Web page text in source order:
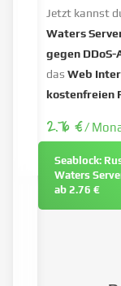
Jetzt kannst
Waters
gegen
das Web
kostenfreien
2.76 €/
Seablock:
Waters
ab 2.76 €